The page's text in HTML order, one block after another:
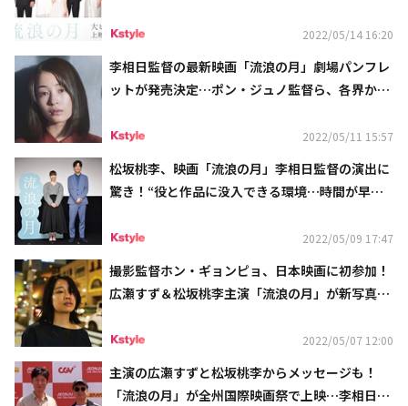
2022/05/14 16:20
李相日監督の最新映画「流浪の月」劇場パンフレ
ットが発売決定…ポン・ジュノ監督ら、各界から
2022/05/11 15:57
松坂桃李、映画「流浪の月」李相日監督の演出に
驚き！“役と作品に没入できる環境…時間が早く
2022/05/09 17:47
撮影監督ホン・ギョンピョ、日本映画に初参加！
広瀬すず＆松坂桃李主演「流浪の月」が新写真を
2022/05/07 12:00
主演の広瀬すずと松坂桃李からメッセージも！
「流浪の月」が全州国際映画祭で上映…李相日監